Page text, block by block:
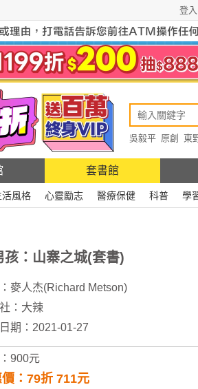
登入
吳毅平 原創 東
套書館
活風格 心靈勵志 醫療保健 科普 學
孩：山寨之城(套書)
麥人杰(Richard Metson)
： 大辣
期：2021-01-27
900元
：79折 711元